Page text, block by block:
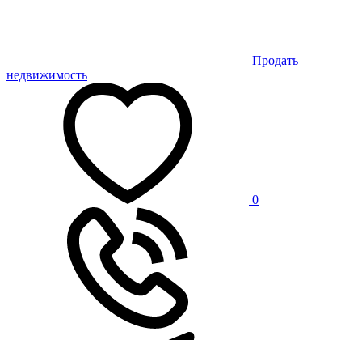
Продать
недвижимость
0